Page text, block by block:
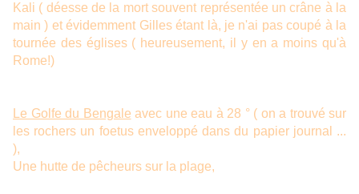
Kali ( déesse de la mort souvent représentée un crâne à la
main ) et évidemment Gilles étant là, je n'ai pas coupé à la
tournée des églises ( heureusement, il y en a moins qu'à
Rome!)
Le Golfe du Bengale avec une eau à 28 ° ( on a trouvé sur
les rochers un foetus enveloppé dans du papier journal ...
),
Une hutte de pêcheurs sur la plage,